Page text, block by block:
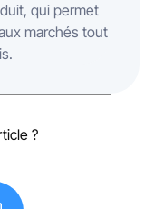
qui permet
marchés tout
?